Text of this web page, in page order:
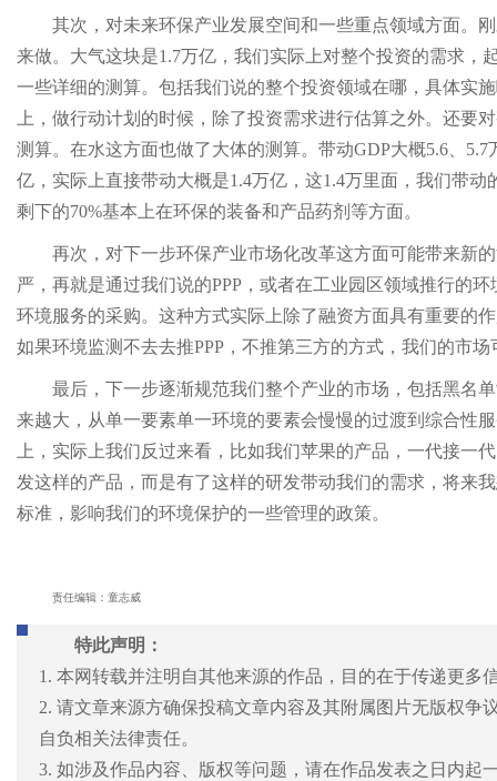
其次，对未来环保产业发展空间和一些重点领域方面。
来做。大气这块是1.7万亿，我们实际上对整个投资的需求，
一些详细的测算。包括我们说的整个投资领域在哪，具体实
上，做行动计划的时候，除了投资需求进行估算之外。还要
测算。在水这方面也做了大体的测算。带动GDP大概5.6、
亿，实际上直接带动大概是1.4万亿，这1.4万里面，我们带
剩下的70%基本上在环保的装备和产品药剂等方面。
再次，对下一步环保产业市场化改革这方面可能带来新
严，再就是通过我们说的PPP，或者在工业园区领域推行的
环境服务的采购。这种方式实际上除了融资方面具有重要的
如果环境监测不去去推PPP，不推第三方的方式，我们的市
最后，下一步逐渐规范我们整个产业的市场，包括黑名
来越大，从单一要素单一环境的要素会慢慢的过渡到综合性
上，实际上我们反过来看，比如我们苹果的产品，一代接一
发这样的产品，而是有了这样的研发带动我们的需求，将来
标准，影响我们的环境保护的一些管理的政策。
责任编辑：童志威
特此声明：
1. 本网转载并注明自其他来源的作品，目的在于传递更多
2. 请文章来源方确保投稿文章内容及其附属图片无版权争
自负相关法律责任。
3. 如涉及作品内容、版权等问题，请在作品发表之日内起